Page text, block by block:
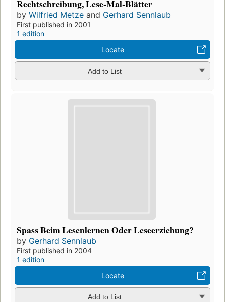
Rechtschreibung, Lese-Mal-Blätter
by Wilfried Metze and Gerhard Sennlaub
First published in 2001
1 edition
Locate
Add to List
Spass Beim Lesenlernen Oder Leseerziehung?
by Gerhard Sennlaub
First published in 2004
1 edition
Locate
Add to List